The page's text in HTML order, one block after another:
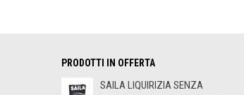
PRODOTTI IN OFFERTA
SAILA LIQUIRIZIA SENZA